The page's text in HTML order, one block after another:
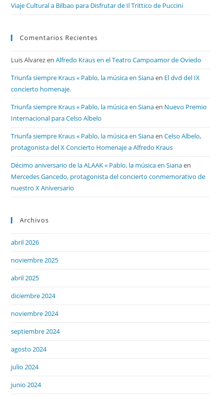
Viaje Cultural a Bilbao para Disfrutar de Il Trittico de Puccini
Comentarios Recientes
Luis AlvarezenAlfredo Kraus en el Teatro Campoamor de Oviedo
Triunfa siempre Kraus « Pablo, la música en Sianaen El dvd del IX
concierto homenaje.
Triunfa siempre Kraus « Pablo, la música en Sianaen Nuevo Premio
Internacional para Celso Albelo
Triunfa siempre Kraus « Pablo, la música en SianaenCelso Albelo,
protagonista del X Concierto Homenaje a Alfredo Kraus
Décimo aniversario de la ALAAK « Pablo, la música en Sianaen
Mercedes Gancedo, protagonista del concierto conmemorativo de
nuestro X Aniversario
Archivos
abril 2026
noviembre 2025
abril 2025
diciembre 2024
noviembre 2024
septiembre 2024
agosto 2024
julio 2024
junio 2024